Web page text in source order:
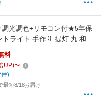
調光調色+リモコン付★5年保
トライト 手作り 提灯 丸 和風
照明 おしゃれ照明 6畳 吊
用 E26 LED電球付 キッチ
明 和紙照明 玄関照明 和室
Atose公式
料
UP)〜
件)
最短8/18お届け